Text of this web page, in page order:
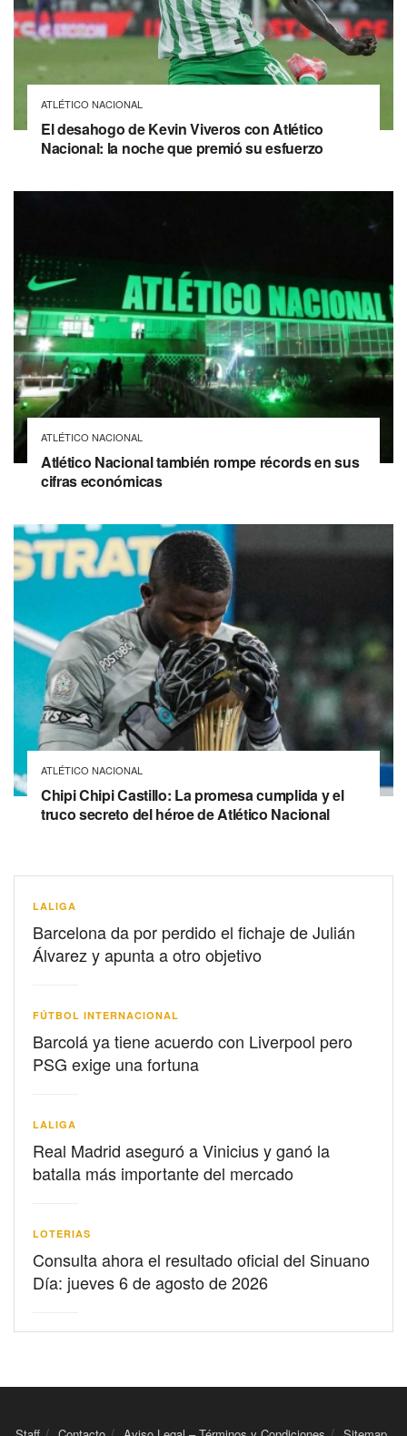
ATLÉTICO NACIONAL
El desahogo de Kevin Viveros con Atlético
Nacional: la noche que premió su esfuerzo
ATLÉTICO NACIONAL
Atlético Nacional también rompe récords en sus
cifras económicas
ATLÉTICO NACIONAL
Chipi Chipi Castillo: La promesa cumplida y el
truco secreto del héroe de Atlético Nacional
LALIGA
Barcelona da por perdido el fichaje de Julián
Álvarez y apunta a otro objetivo
FÚTBOL INTERNACIONAL
Barcolá ya tiene acuerdo con Liverpool pero
PSG exige una fortuna
LALIGA
Real Madrid aseguró a Vinicius y ganó la
batalla más importante del mercado
LOTERIAS
Consulta ahora el resultado oficial del Sinuano
Día: jueves 6 de agosto de 2026